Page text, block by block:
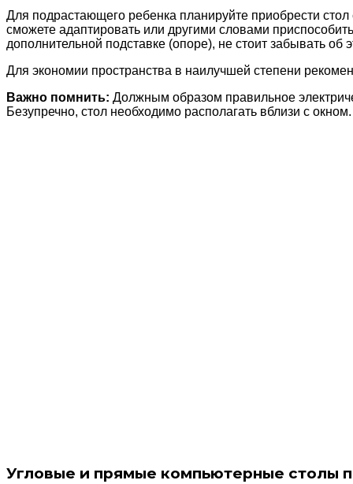
Для подрастающего ребенка планируйте приобрести
сможете адаптировать или другими словами
дополнительной подставке (опоре), не стоит забывать об
Для экономии пространства в наилучшей степени
Важно помнить: Должным образом правильное
Безупречно, стол необходимо располагать вблизи с
Угловые и прямые компьютерные столы